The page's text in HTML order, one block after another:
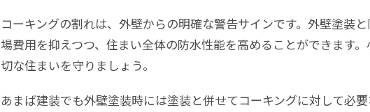
コーキングの割れは、外壁からの明確な警告サインです。外壁塗装
場費用を抑えつつ、住まい全体の防水性能を高めることができます
切な住まいを守りましょう。
あまば建装でも外壁塗装時には塗装と併せてコーキングに対して必要